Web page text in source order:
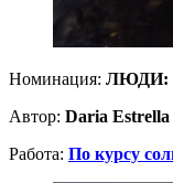
Номинация: ЛЮДИ:
Автор: Daria Estrella
Работа: По курсу